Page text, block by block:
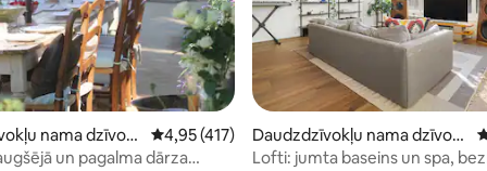
5, atsauksmju skaits: 106
nama dzīvokli
Vidējais vērtējums: 4,95 no 5, atsauksmju
4,95 (417)
un pagalma dārza
Daudzdzīvokļu nama dzīvokli
s – Losandželosa
Lofti: jumta baseins un spa,